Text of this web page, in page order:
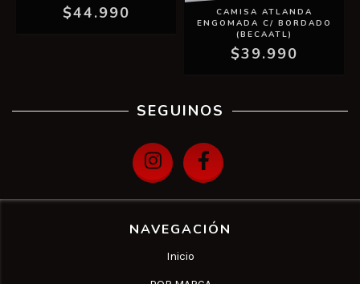
$44.990
CAMISA ATLANDA
ENGOMADA C/ BORDADO
(BECAATL)
$39.990
SEGUINOS
NAVEGACIÓN
Inicio